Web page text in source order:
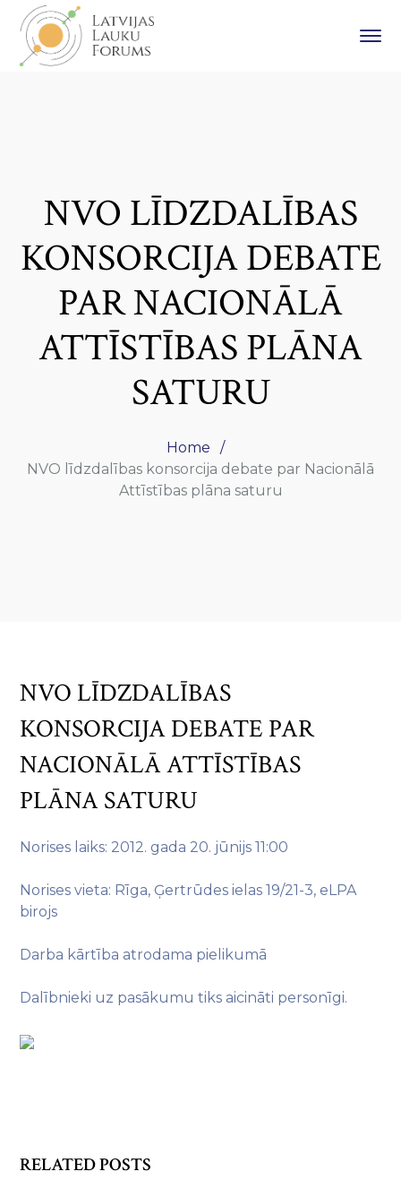
NVO LĪDZDALĪBAS
KONSORCIJA DEBATE
PAR NACIONĀLĀ
ATTĪSTĪBAS PLĀNA
SATURU
Home
NVO līdzdalības konsorcija debate par Nacionālā
Attīstības plāna saturu
NVO LĪDZDALĪBAS
KONSORCIJA DEBATE PAR
NACIONĀLĀ ATTĪSTĪBAS
PLĀNA SATURU
Norises laiks: 2012. gada 20. jūnijs 11:00
Norises vieta: Rīga, Ģertrūdes ielas 19/21-3, eLPA
birojs
Darba kārtība atrodama pielikumā
Dalībnieki uz pasākumu tiks aicināti personīgi.
RELATED POSTS